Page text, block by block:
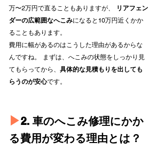
万〜2万円で直ることもありますが、
リアフェン
ダーの広範囲なへこみになると10万円近くかか
ることもあります。
費用に幅があるのはこうした理由があるからな
んですね。 まずは、へこみの状態をしっかり見
てもらってから、 具体的な見積もりを出しても
らうのが安心です。
▶︎2. 車のへこみ修理にかか
る費用が変わる理由とは？